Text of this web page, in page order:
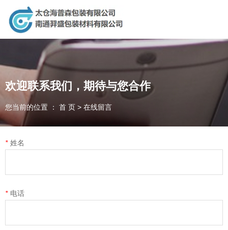
太仓海普森包装有限公司，专业生产销售：纸制品，重型包装，现
场捆包服务，供应链对接，木制品！
太仓海普森包装有限公司
南通羿盛包装材料有限公司
为客户提供一体化包装方案
全国咨询电话：
欢迎联系我们，期待与您合作
您当前的位置 ： 首 页 > 在线留言
* 姓名
* 电话